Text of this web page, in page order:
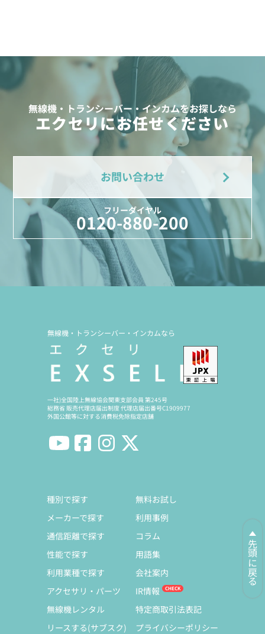
無線機・トランシーバー・インカムをお探しなら
エクセリにお任せください
お問い合わせ
フリーダイヤル
0120-880-200
先頭に戻る
無線機・トランシーバー・インカムなら
一社)全国陸上無線協会関東支部会員 第245号
総務省 販売代理店届出制度 代理店届出番号C1909977
外国公館等に対する消費税免除指定店舗
種別で探す
メーカーで探す
通信距離で探す
性能で探す
利用業種で探す
アクセサリ・パーツ
無線機レンタル
リースする(サブスク)
無料お試し
利用事例
コラム
用語集
会社案内
IR情報
特定商取引法表記
プライバシーポリシー